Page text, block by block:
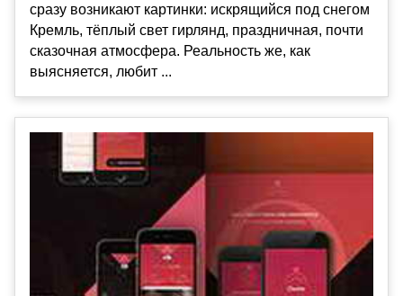
сразу возникают картинки: искрящийся под снегом
Кремль, тёплый свет гирлянд, праздничная, почти
сказочная атмосфера. Реальность же, как
выясняется, любит ...